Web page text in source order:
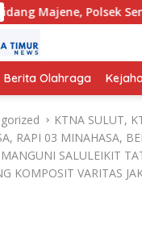
Polsek Sendana
Berita Olahraga
KTNA SULUT,
RAPI 03 MINAHASA,
SALULEIKIT
KOMPOSIT VARITAS